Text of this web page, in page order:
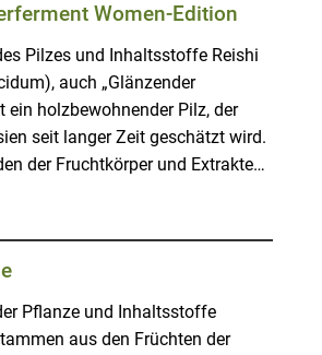
Women-Edition
Pilzes und Inhaltsstoffe Reishi
auch „Glänzender
ein holzbewohnender Pilz, der
seit langer Zeit geschätzt wird.
der Fruchtkörper und Extrakte…
Pflanze und Inhaltsstoffe
aus den Früchten der